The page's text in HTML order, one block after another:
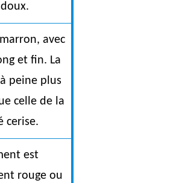
avec
et fin. La
peine plus
celle de la
cerise.
est
rouge ou